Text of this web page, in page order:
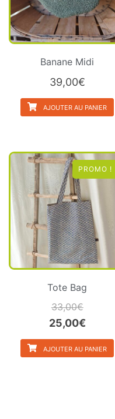
Banane Midi
39,00€
AJOUTER AU PANIER
PROMO !
Tote Bag
33,00€
Le
prix
initial
25,00€Le
prix
actuel
AJOUTER AU PANIER